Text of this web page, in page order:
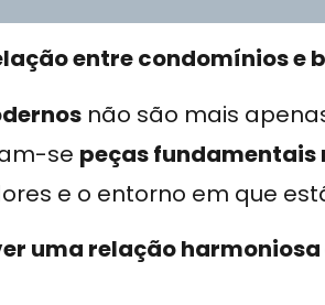
entre condomínios e
não são mais
se peças
e o entorno em que
uma relação